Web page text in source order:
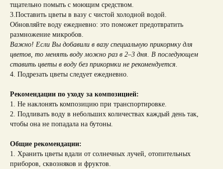
тщательно помыть с моющим средством.
3.Поставить цветы в вазу с чистой холодной водой.
Обновляйте воду ежедневно: это поможет предотвратить
размножение микробов.
Важно! Если Вы добавили в вазу специальную прикормку для
цветов, то менять воду можно раз в 2–3 дня. В последующем
ставить цветы в воду без прикормки не рекомендуется.
4. Подрезать цветы следует ежедневно.
Рекомендации по уходу за композицией:
1. Не наклонять композицию при транспортировке.
2. Подливать воду в небольших количествах каждый день так,
чтобы она не попадала на бутоны.
Общие рекомендации:
1. Хранить цветы вдали от солнечных лучей, отопительных
приборов, сквозняков и фруктов.